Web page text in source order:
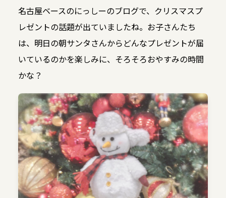
名古屋ベースのにっしーのブログで、クリスマスプ
レゼントの話題が出ていましたね。お子さんたち
は、明日の朝サンタさんからどんなプレゼントが届
いているのかを楽しみに、そろそろおやすみの時間
かな？